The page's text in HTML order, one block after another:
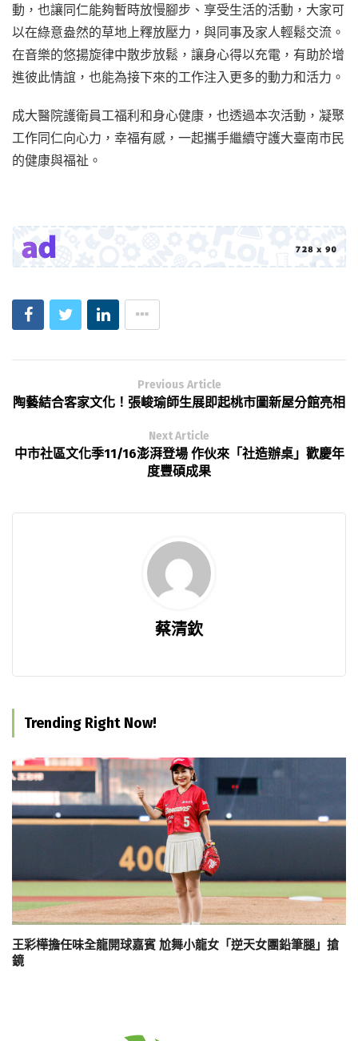
動，也讓同仁能夠暫時放慢腳步、享受生活的活動，大家可
以在綠意盎然的草地上釋放壓力，與同事及家人輕鬆交流。
在音樂的悠揚旋律中散步放鬆，讓身心得以充電，有助於增
進彼此情誼，也能為接下來的工作注入更多的動力和活力。
成大醫院護衛員工福利和身心健康，也透過本次活動，凝聚
工作同仁向心力，幸福有感，一起攜手繼續守護大臺南市民
的健康與福祉。
Previous Article
陶藝結合客家文化！張峻瑜師生展即起桃市圖新屋分館亮相
Next Article
中市社區文化季11/16澎湃登場 作伙來「社造辦桌」歡慶年
度豐碩成果
蔡清欽
Trending Right Now!
王彩樺擔任味全龍開球嘉賓 尬舞小龍女「逆天女團鉛筆腿」搶
鏡